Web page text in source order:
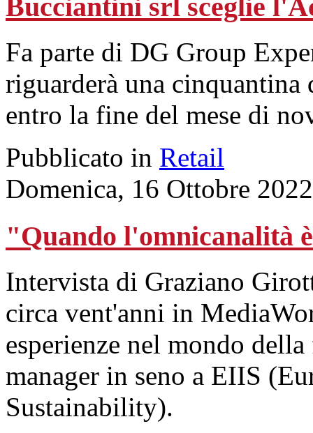
Bucciantini srl sceglie
Fa parte di DG Group
riguarderà una
entro la fine del mese di
Pubblicato in Retail
Domenica, 16 Ottobre
"Quando l'omnicanalità
Intervista di Graziano
circa vent'anni in
esperienze nel mondo
manager in seno a EIIS
Sustainability).